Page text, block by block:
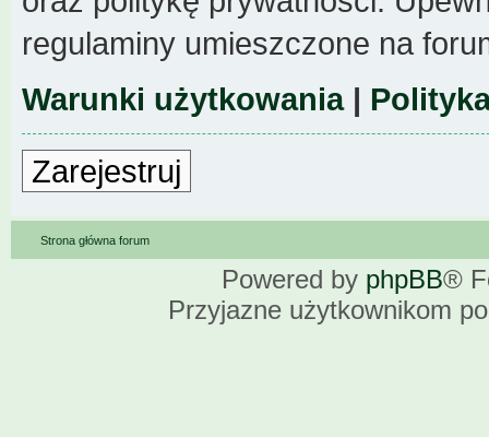
regulaminy umieszczone na
Warunki użytkowania|
Zarejestruj
Strona główna forum
Powered by phpBB®
Przyjazne użytkownikom